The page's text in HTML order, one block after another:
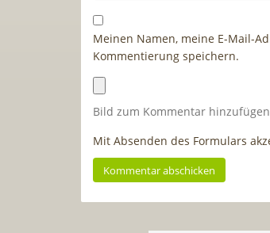
Meinen Namen, meine E-Mail-
Kommentierung speichern.
Bild zum Kommentar hinzufügen
Mit Absenden des Formulars